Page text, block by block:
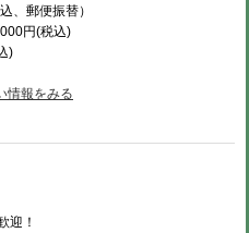
、郵便振替）
円(税込)
)
情報をみる
迎！